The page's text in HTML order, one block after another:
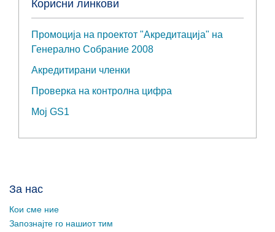
Корисни линкови
Промоција на проектот "Акредитација" на
Генерално Собрание 2008
Акредитирани членки
Проверка на контролна цифра
Мој GS1
За нас
Кои сме ние
Запознајте го нашиот тим